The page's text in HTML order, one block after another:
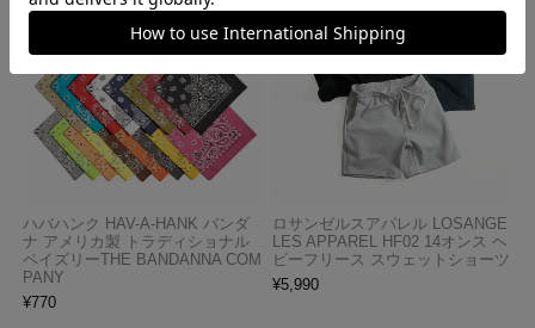
ハバハンク HAV-A-HANK バンダ
ナ アメリカ製 トラディショナル
ペイズリーTHE BANDANNA COM
PANY
¥770
ロサンゼルスアパレル LOSANGE
LES APPAREL HF02 14オンス ヘ
ビーフリース スウェットショーツ
¥5,990